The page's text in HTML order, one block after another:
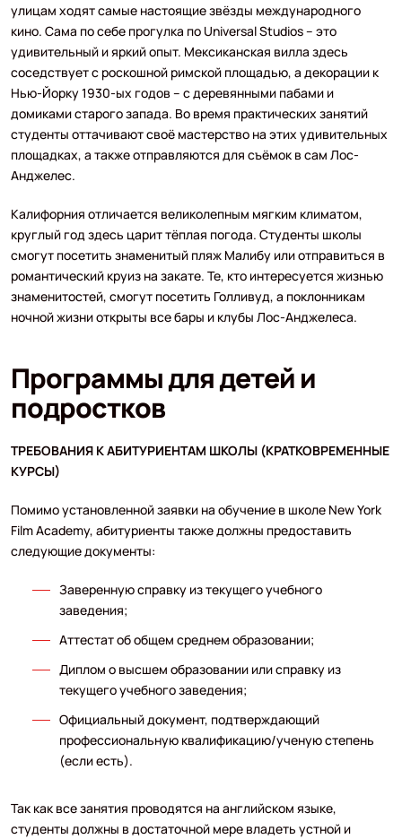
улицам ходят самые настоящие звёзды международного
кино. Сама по себе прогулка по Universal Studios – это
удивительный и яркий опыт. Мексиканская вилла здесь
соседствует с роскошной римской площадью, а декорации к
Нью-Йорку 1930-ых годов – с деревянными пабами и
домиками старого запада. Во время практических занятий
студенты оттачивают своё мастерство на этих удивительных
площадках, а также отправляются для съёмок в сам Лос-
Анджелес.
Калифорния отличается великолепным мягким климатом,
круглый год здесь царит тёплая погода. Студенты школы
смогут посетить знаменитый пляж Малибу или отправиться в
романтический круиз на закате. Те, кто интересуется жизнью
знаменитостей, смогут посетить Голливуд, а поклонникам
ночной жизни открыты все бары и клубы Лос-Анджелеса.
Программы для детей и
подростков
ТРЕБОВАНИЯ К АБИТУРИЕНТАМ ШКОЛЫ (КРАТКОВРЕМЕННЫЕ
КУРСЫ)
Помимо установленной заявки на обучение в школе New York
Film Academy, абитуриенты также должны предоставить
следующие документы:
Заверенную справку из текущего учебного
заведения;
Аттестат об общем среднем образовании;
Диплом о высшем образовании или справку из
текущего учебного заведения;
Официальный документ, подтверждающий
профессиональную квалификацию/ученую степень
(если есть).
Так как все занятия проводятся на английском языке,
студенты должны в достаточной мере владеть устной и